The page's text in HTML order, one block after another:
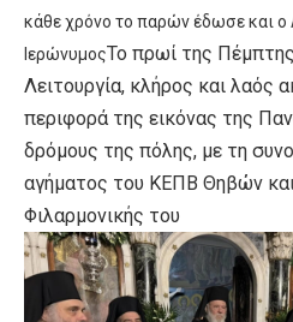
κάθε χρόνο το παρών έδωσε και ο
ΙερώνυμοςΤο πρωί της
Λειτουργία, κλήρος και λαός
περιφορά της εικόνας της
δρόμους της πόλης, με τη
αγήματος του ΚΕΠΒ Θηβών
Φιλαρμονικής του